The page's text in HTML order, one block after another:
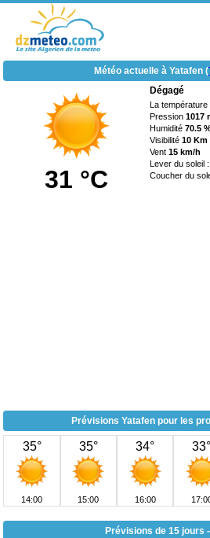
Météo actuelle à Yatafen (
31 °C
Dégagé
La
Pression1017
Humidité70.5
Visibilité10 Km
Vent15 km/h
Lever du soleil
Coucher du
Prévisions Yatafen pour les
35°
14:00
35°
15:00
34°
16:00
33°
Prévisions de 15 jours